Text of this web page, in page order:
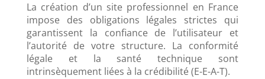
La création d’un site professionnel en France
impose des obligations légales strictes qui
garantissent la confiance de l’utilisateur et
l’autorité de votre structure. La conformité
légale et la santé technique sont
intrinsèquement liées à la crédibilité (E-E-A-T).